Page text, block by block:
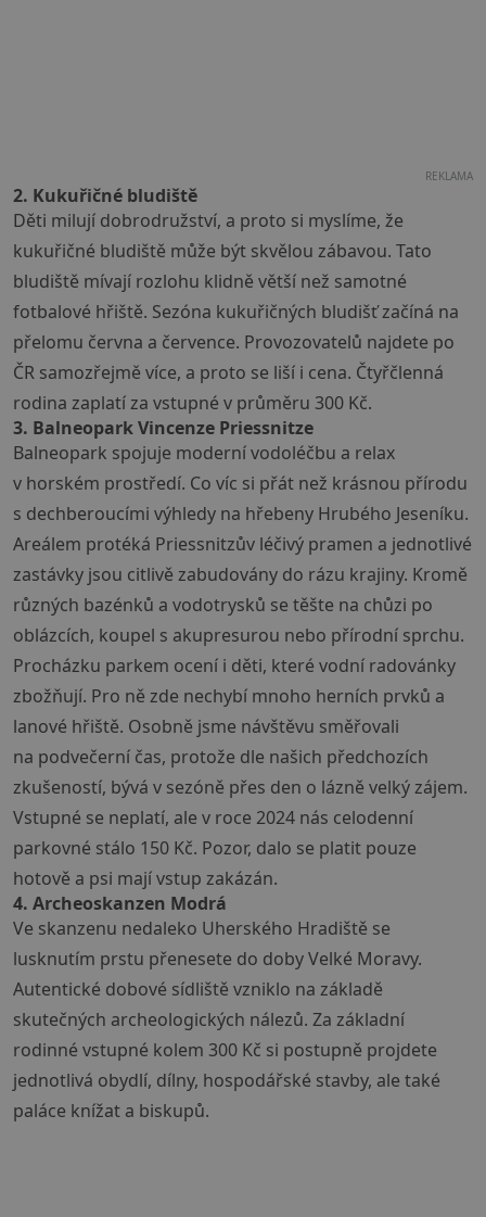
REKLAMA
2. Kukuřičné bludiště
Děti milují dobrodružství, a proto si myslíme, že
kukuřičné bludiště může být skvělou zábavou. Tato
bludiště mívají rozlohu klidně větší než samotné
fotbalové hřiště. Sezóna kukuřičných bludišť začíná na
přelomu června a července. Provozovatelů najdete po
ČR samozřejmě více, a proto se liší i cena. Čtyřčlenná
rodina zaplatí za vstupné v průměru 300 Kč.
3. Balneopark Vincenze Priessnitze
Balneopark spojuje moderní vodoléčbu a relax
v horském prostředí. Co víc si přát než krásnou přírodu
s dechberoucími výhledy na hřebeny Hrubého Jeseníku.
Areálem protéká Priessnitzův léčivý pramen a jednotlivé
zastávky jsou citlivě zabudovány do rázu krajiny. Kromě
různých bazénků a vodotrysků se těšte na chůzi po
oblázcích, koupel s akupresurou nebo přírodní sprchu.
Procházku parkem ocení i děti, které vodní radovánky
zbožňují. Pro ně zde nechybí mnoho herních prvků a
lanové hřiště. Osobně jsme návštěvu směřovali
na podvečerní čas, protože dle našich předchozích
zkušeností, bývá v sezóně přes den o lázně velký zájem.
Vstupné se neplatí, ale v roce 2024 nás celodenní
parkovné stálo 150 Kč. Pozor, dalo se platit pouze
hotově a psi mají vstup zakázán.
4. Archeoskanzen Modrá
Ve skanzenu nedaleko Uherského Hradiště se
lusknutím prstu přenesete do doby Velké Moravy.
Autentické dobové sídliště vzniklo na základě
skutečných archeologických nálezů. Za základní
rodinné vstupné kolem 300 Kč si postupně projdete
jednotlivá obydlí, dílny, hospodářské stavby, ale také
paláce knížat a biskupů.